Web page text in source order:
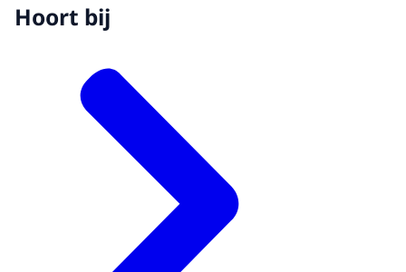
Hoort bij